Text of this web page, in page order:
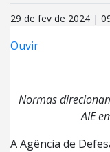
29 de fev de 2024 |
Ouvir
Normas
AIE
A Agência de